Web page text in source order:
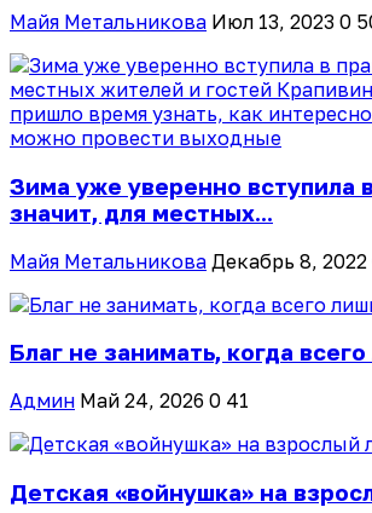
Майя Метальникова Июл 13, 2023 0
Зима уже уверенно вступила
значит, для местных...
Майя Метальникова Декабрь 8, 2022
Благ не занимать, когда
Админ Май 24, 2026 0 41
Детская «войнушка» на